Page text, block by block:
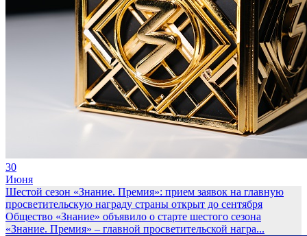
30
Июня
Шестой сезон «Знание. Премия»: прием заявок на главную
просветительскую награду страны открыт до сентября
Общество «Знание» объявило о старте шестого сезона
«Знание. Премия» – главной просветительской награ...